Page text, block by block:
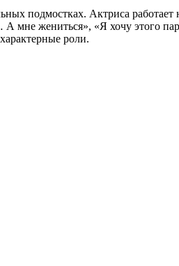
подмостках. Актриса
мне жениться», «Я хочу этого
роли.